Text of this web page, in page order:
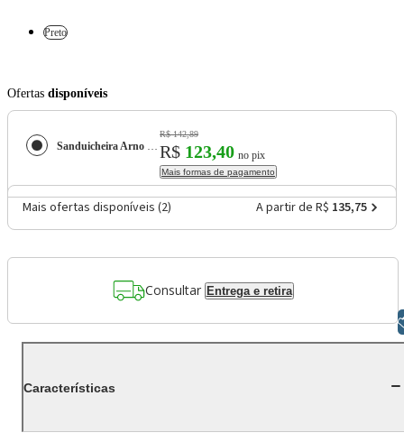
Preto
Ofertas disponíveis
Sanduicheira Arno SACB Compacta com Placas Antiaderente - Preta
R$ 142,89
R$ 123,40 no pix
Mais formas de pagamento
Mais ofertas disponíveis (2) A partir de R$ 135,75
Consultar Entrega e retira
Características
Libras